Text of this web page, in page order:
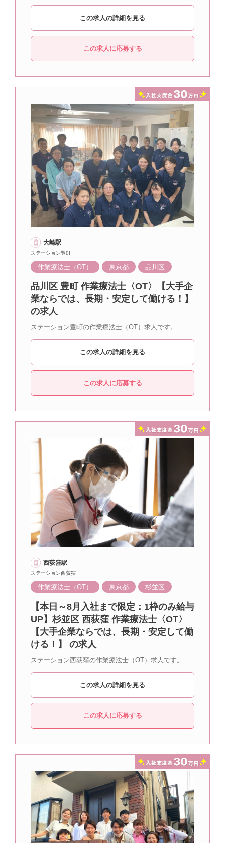
この求人の詳細を見る
この求人に応募する
大崎駅
ステーション豊町
作業療法士（OT） 東京都 品川区
品川区 豊町 作業療法士〈OT〉【大手企
業ならでは、長期・安定して働ける！】
の求人
ステーション豊町の作業療法士（OT）求人です。
この求人の詳細を見る
この求人に応募する
西荻窪駅
ステーション西荻窪
作業療法士（OT） 東京都 杉並区
【本日～8月入社まで限定：1枠のみ給与
UP】杉並区 西荻窪 作業療法士〈OT〉
【大手企業ならでは、長期・安定して働
ける！】 の求人
ステーション西荻窪の作業療法士（OT）求人です。
この求人の詳細を見る
この求人に応募する